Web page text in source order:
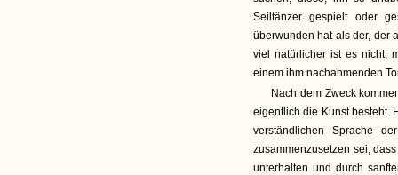
Seiltänzer gespielt oder
überwunden hat als der, der
viel natürlicher ist es nicht,
einem ihm nachahmenden
Nach dem Zweck
eigentlich die Kunst besteht.
verständlichen Sprache
zusammenzusetzen sei,
unterhalten und durch